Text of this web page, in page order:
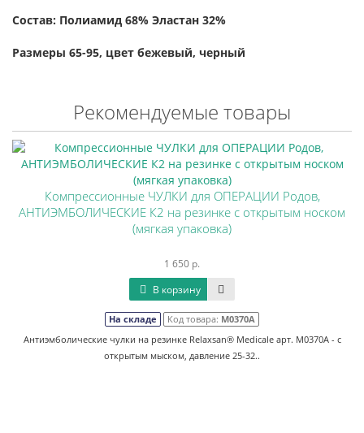
Состав: Полиамид 68% Эластан 32%
Размеры 65-95, цвет бежевый, черный
Рекомендуемые товары
Компрессионные ЧУЛКИ для ОПЕРАЦИИ Родов,
АНТИЭМБОЛИЧЕСКИЕ К2 на резинке с открытым носком
(мягкая упаковка)
1 650 р.
В корзину
На складе Код товара: М0370А
Антиэмболические чулки на резинке Relaxsan® Medicale арт. M0370А - с
открытым мыском, давление 25-32..